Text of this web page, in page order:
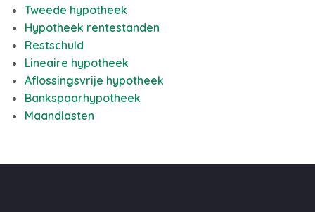
Tweede hypotheek
Hypotheek rentestanden
Restschuld
Lineaire hypotheek
Aflossingsvrije hypotheek
Bankspaarhypotheek
Maandlasten